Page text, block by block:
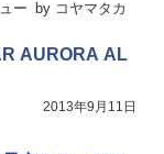
ー by コヤマタカ
AURORA AL
2013年9月11日